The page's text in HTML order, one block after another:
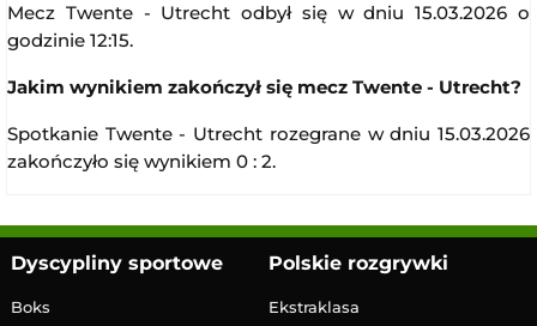
Mecz Twente - Utrecht odbył się w dniu 15.03.2026 o
godzinie 12:15.
Jakim wynikiem zakończył się mecz Twente - Utrecht?
Spotkanie Twente - Utrecht rozegrane w dniu 15.03.2026
zakończyło się wynikiem 0 : 2.
Dyscypliny sportowe
Boks
Polskie rozgrywki
Ekstraklasa